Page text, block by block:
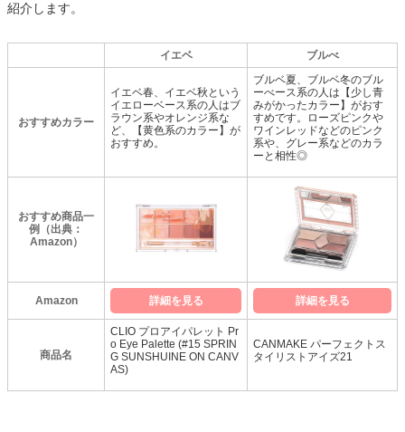
紹介します。
イエベ ブルべ
おすすめカラー
イエベ春、イエベ秋という
イエローベース系の人はブ
ラウン系やオレンジ系な
ど、【黄色系のカラー】が
おすすめ。
ブルベ夏、ブルベ冬のブル
ーべース系の人は【少し青
みがかったカラー】がおす
すめです。ローズピンクや
ワインレッドなどのピンク
系や、グレー系などのカラ
ーと相性◎
おすすめ商品一
例（出典：
Amazon）
Amazon 詳細を見る 詳細を見る
商品名
CLIO プロアイパレット Pr
o Eye Palette (#15 SPRIN
G SUNSHUINE ON CANV
AS)
CANMAKE パーフェクトス
タイリストアイズ21